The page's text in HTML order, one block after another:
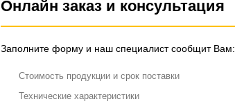
Онлайн заказ и консультация
Заполните форму и наш специалист сообщит Вам:
Cтоимость продукции и срок поставки
Технические характеристики